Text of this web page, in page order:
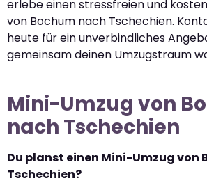
erlebe einen stressfreien und
von Bochum nach Tschechien.
heute für ein unverbindliches
gemeinsam deinen Umzugstraum
Mini-Umzug von
nach Tschechien
Du planst einen Mini-Umzug von
Tschechien?